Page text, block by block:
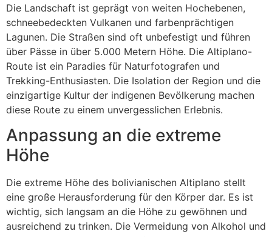
Die Landschaft ist geprägt von weiten Hochebenen,
schneebedeckten Vulkanen und farbenprächtigen
Lagunen. Die Straßen sind oft unbefestigt und führen
über Pässe in über 5.000 Metern Höhe. Die Altiplano-
Route ist ein Paradies für Naturfotografen und
Trekking-Enthusiasten. Die Isolation der Region und die
einzigartige Kultur der indigenen Bevölkerung machen
diese Route zu einem unvergesslichen Erlebnis.
Anpassung an die extreme
Höhe
Die extreme Höhe des bolivianischen Altiplano stellt
eine große Herausforderung für den Körper dar. Es ist
wichtig, sich langsam an die Höhe zu gewöhnen und
ausreichend zu trinken. Die Vermeidung von Alkohol und